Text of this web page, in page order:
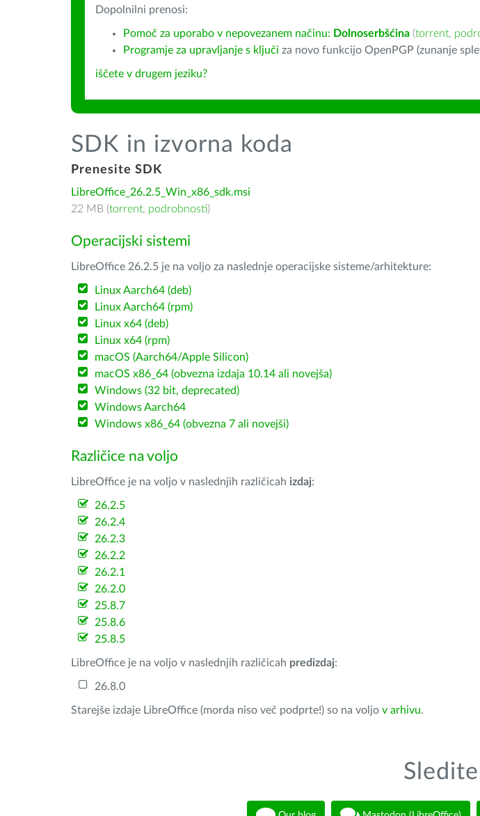
Dopolnilni prenosi:
Pomoč za uporabo v nepovezanem načinu: Dolnoserbšćina (torrent,
Programje za upravljanje s ključi za novo funkcijo OpenPGP (zunanje
iščete v drugem jeziku?
SDK in izvorna koda
Prenesite SDK
LibreOffice_26.2.5_Win_x86_sdk.msi
22 MB (torrent, podrobnosti)
Operacijski sistemi
LibreOffice 26.2.5 je na voljo za naslednje operacijske sisteme/arhitekture:
Linux Aarch64 (deb)
Linux Aarch64 (rpm)
Linux x64 (deb)
Linux x64 (rpm)
macOS (Aarch64/Apple Silicon)
macOS x86_64 (obvezna izdaja 10.14 ali novejša)
Windows (32 bit, deprecated)
Windows Aarch64
Windows x86_64 (obvezna 7 ali novejši)
Različice na voljo
LibreOffice je na voljo v naslednjih različicah izdaj:
26.2.5
26.2.4
26.2.3
26.2.2
26.2.1
26.2.0
25.8.7
25.8.6
25.8.5
LibreOffice je na voljo v naslednjih različicah predizdaj:
26.8.0
Starejše izdaje LibreOffice (morda niso več podprte!) so na voljo v arhivu.